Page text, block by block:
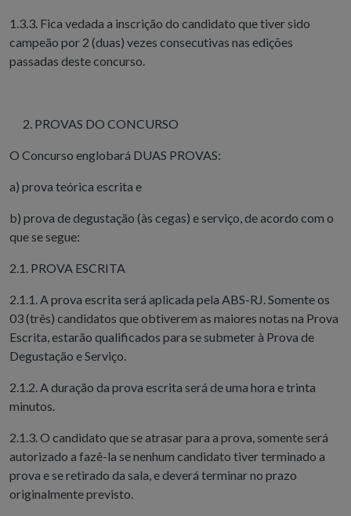
1.3.3. Fica vedada a inscrição do candidato que tiver sido
campeão por 2 (duas) vezes consecutivas nas edições
passadas deste concurso.
PROVAS DO CONCURSO
O Concurso englobará DUAS PROVAS:
a) prova teórica escrita e
b) prova de degustação (às cegas) e serviço, de acordo com o
que se segue:
2.1. PROVA ESCRITA
2.1.1. A prova escrita será aplicada pela ABS-RJ. Somente os
03 (três) candidatos que obtiverem as maiores notas na Prova
Escrita, estarão qualificados para se submeter à Prova de
Degustação e Serviço.
2.1.2. A duração da prova escrita será de uma hora e trinta
minutos.
2.1.3. O candidato que se atrasar para a prova, somente será
autorizado a fazê-la se nenhum candidato tiver terminado a
prova e se retirado da sala, e deverá terminar no prazo
originalmente previsto.